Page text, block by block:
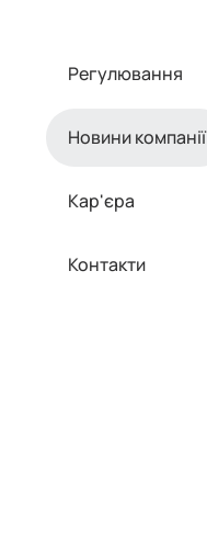
Регулювання
Новини компанії
Кар'єра
Контакти